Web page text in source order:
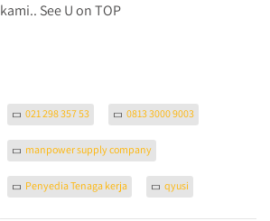
kami.. See U on TOP
021 298 357 53 0813 3000 9003
manpower supply company
Penyedia Tenaga kerja qyusi